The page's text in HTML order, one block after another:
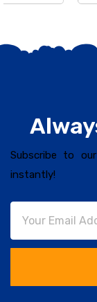
Subscribe to
instantly!